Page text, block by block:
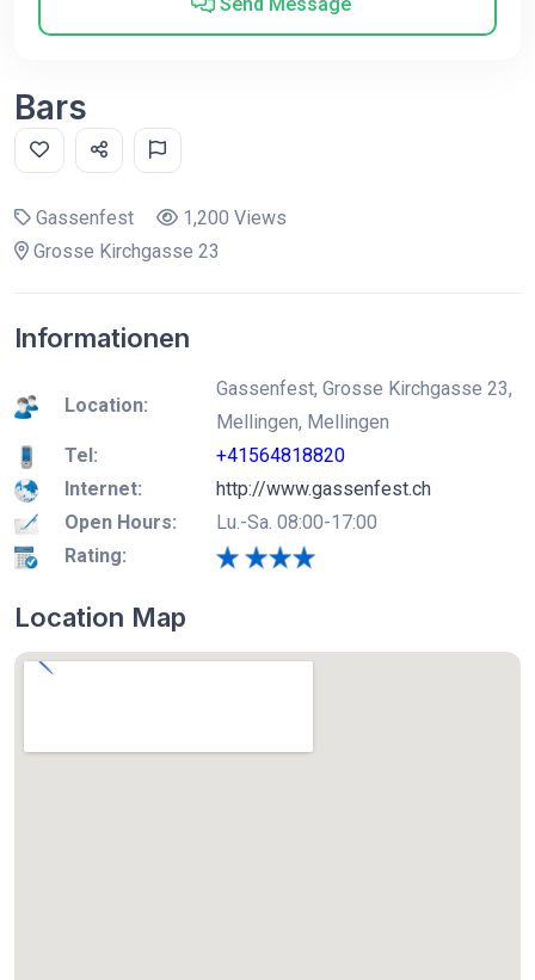
Bars
Gassenfest
1,200 Views
Grosse Kirchgasse 23
Informationen
Location:
Gassenfest, Grosse Kirchgasse 23,
Mellingen, Mellingen
Tel:
+41564818820
Internet:
http://www.gassenfest.ch
Open Hours:
Lu.-Sa. 08:00-17:00
Rating:
Location Map